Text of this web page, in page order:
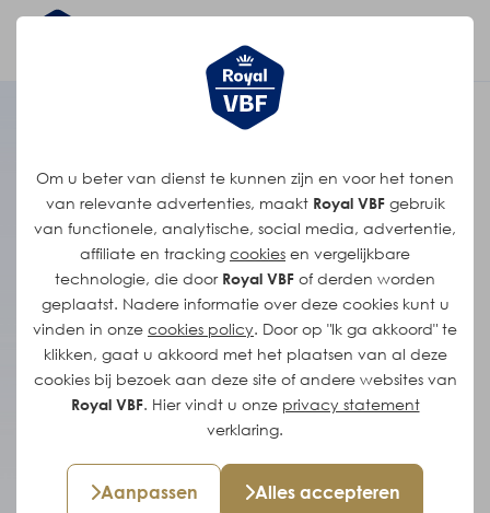
Om u beter van dienst te kunnen zijn en voor het tonen
van relevante advertenties, maakt Royal VBFgebruik
van functionele, analytische, social media, advertentie,
affiliate en tracking cookies en vergelijkbare
technologie, die door Royal VBF of derden worden
geplaatst. Nadere informatie over deze cookies kunt u
vinden in onze cookies policy. Door op "Ik ga akkoord" te
klikken, gaat u akkoord met het plaatsen van al deze
cookies bij bezoek aan deze site of andere websites van
Royal VBF. Hier vindt u onze privacy statement
verklaring.
Aanpassen Alles accepteren
Fulltime (40 uur)
Hbo-/wo-opleiding in
Levensmiddelentechnologie,
Procestechnologie of vergelijkbaar
Vanaf € 3793
Solliciteer direct